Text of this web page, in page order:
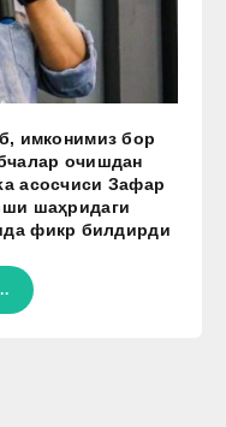
имконимиз бор
очишдан
асосчиси Зафар
шаҳридаги
фикр билдирди